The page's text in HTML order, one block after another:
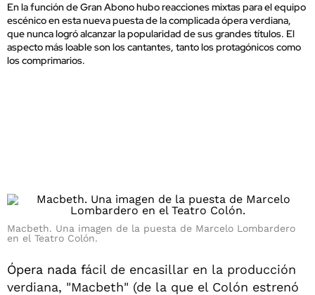
En la función de Gran Abono hubo reacciones mixtas para el equipo
escénico en esta nueva puesta de la complicada ópera verdiana,
que nunca logró alcanzar la popularidad de sus grandes títulos. El
aspecto más loable son los cantantes, tanto los protagónicos como
los comprimarios.
Macbeth. Una imagen de la puesta de Marcelo Lombardero
en el Teatro Colón.
Ópera nada fácil de encasillar en la producción
verdiana, "Macbeth" (de la que el Colón estrenó